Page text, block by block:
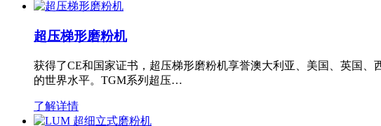
超压梯形磨粉机
获得了CE和国家证书，超压梯形磨粉机享誉澳大利亚、美国、英国
的世界水平。TGM系列超压…
了解详情